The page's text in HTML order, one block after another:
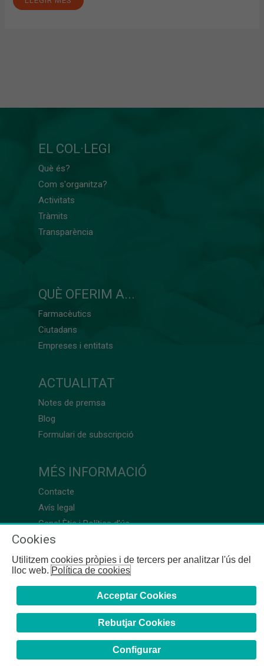
EL COL·LEGI
Què és?
Com s'organitza?
Activitats
Tràmits
Transparència
QUÈ OFERIM A...
Farmacèutics
Ciutadans
Empreses i entitats
ACTUALITAT
Notes de premsa
Blog
Formulari de subscripció
MÉS INFORMACIÓ
Contacte
Avís legal
Canal Ètic i Política d’ús
Cookies
Utilitzem cookies pròpies i de tercers per analitzar l'ús del
lloc web.Política de cookies
Acceptar Cookies
Rebutjar Cookies
Configurar